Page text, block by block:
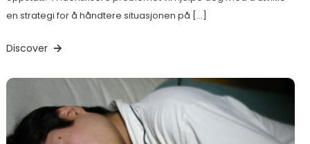
en strategi for å håndtere situasjonen på […]
Discover